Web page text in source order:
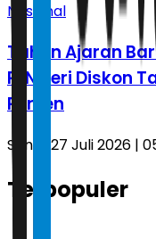
Nasional
Tahun Ajaran
PLN Beri Diskon
Persen
Senin, 27 Juli 2026 |
Terpopuler